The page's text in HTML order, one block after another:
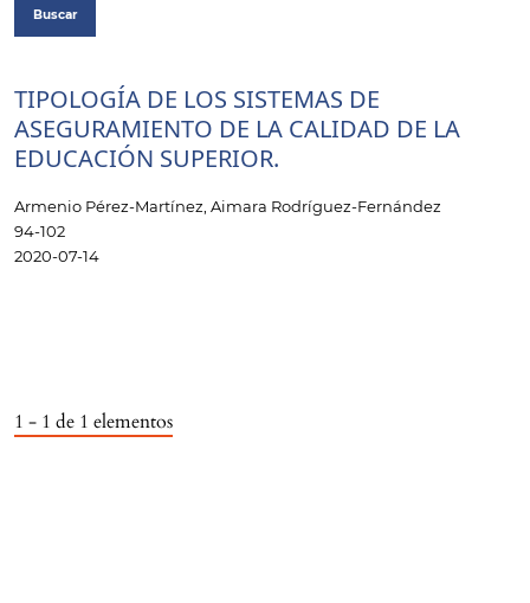
Buscar
TIPOLOGÍA DE LOS SISTEMAS DE
ASEGURAMIENTO DE LA CALIDAD DE LA
EDUCACIÓN SUPERIOR.
Armenio Pérez-Martínez, Aimara Rodríguez-Fernández
94-102
2020-07-14
1 - 1 de 1 elementos